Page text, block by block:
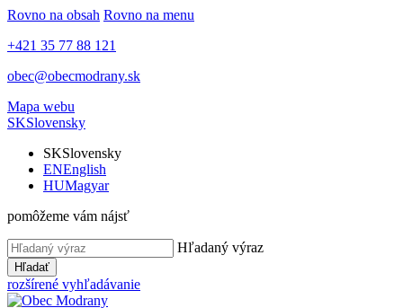
Rovno na obsah Rovno na menu
+421 35 77 88 121
obec@obecmodrany.sk
Mapa webu
SKSlovensky
SKSlovensky
ENEnglish
HUMagyar
pomôžeme vám nájsť
Hľadaný výraz
Hľadať
rozšírené vyhľadávanie